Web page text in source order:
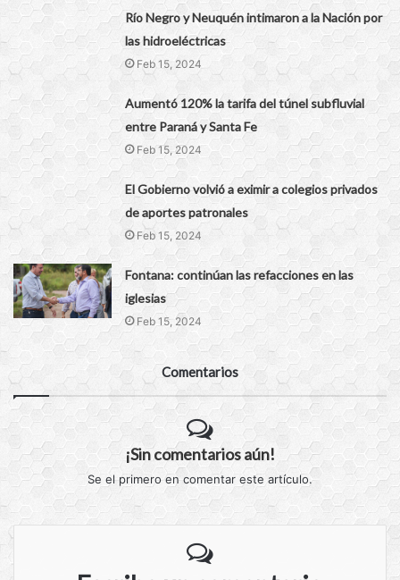
Río Negro y Neuquén intimaron a la Nación por
las hidroeléctricas
Feb 15, 2024
Aumentó 120% la tarifa del túnel subfluvial
entre Paraná y Santa Fe
Feb 15, 2024
El Gobierno volvió a eximir a colegios privados
de aportes patronales
Feb 15, 2024
Fontana: continúan las refacciones en las
iglesias
Feb 15, 2024
Comentarios
¡Sin comentarios aún!
Se el primero en comentar este artículo.